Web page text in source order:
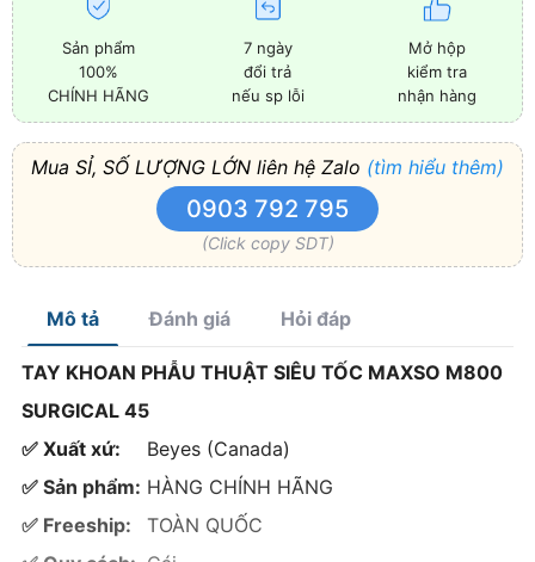
Sản phẩm
100%
CHÍNH HÃNG
7 ngày
đổi trả
nếu sp lỗi
Mở hộp
kiểm tra
nhận hàng
Mua SỈ, SỐ LƯỢNG LỚN liên hệ Zalo (tìm hiểu thêm)
0903 792 795
(Click copy SDT)
Mô tả Đánh giá Hỏi đáp
TAY KHOAN PHẪU THUẬT SIÊU TỐC MAXSO M800
SURGICAL 45
✅ Xuất xứ:
Beyes (Canada)
✅ Sản phẩm: HÀNG CHÍNH HÃNG
✅ Freeship:
TOÀN QUỐC